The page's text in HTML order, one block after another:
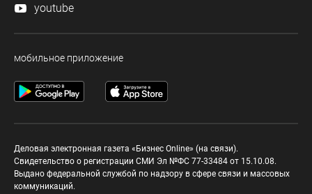
youtube
мобильное приложение
Деловая электронная газета «Бизнес Online» (на связи).
Свидетельство о регистрации СМИ Эл №ФС 77-33484 от 15.10.08.
Выдано федеральной службой по надзору в сфере связи и массовых
коммуникаций.